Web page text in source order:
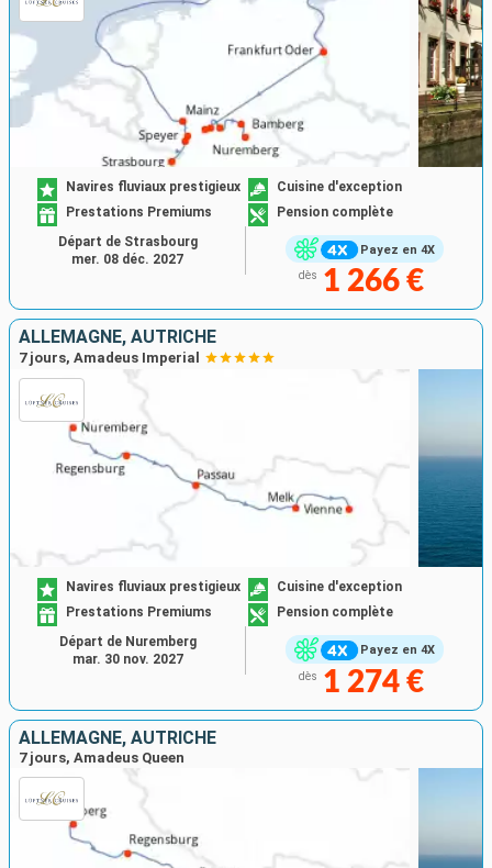
Payez en 4X
Navires fluviaux prestigieux
Cuisine d'exception
Prestations Premiums
Pension complète
dès 1 266 €
Départ de Strasbourg
mer. 08 déc. 2027
ALLEMAGNE, AUTRICHE
7 jours, Amadeus Imperial
Payez en 4X
Navires fluviaux prestigieux
Cuisine d'exception
Prestations Premiums
Pension complète
dès 1 274 €
Départ de Nuremberg
mar. 30 nov. 2027
ALLEMAGNE, AUTRICHE
7 jours, Amadeus Queen